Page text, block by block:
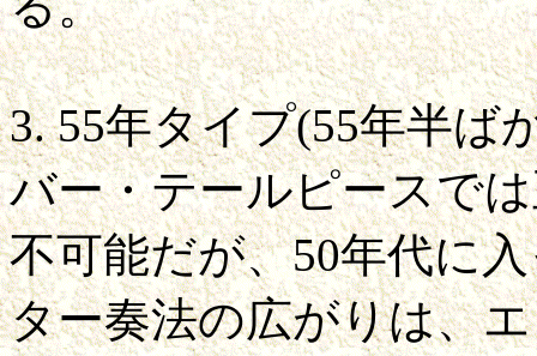
3. 55年タイプ(55年半ば
バー・テールピースで
不可能だが、50年代に
ター奏法の広がりは、